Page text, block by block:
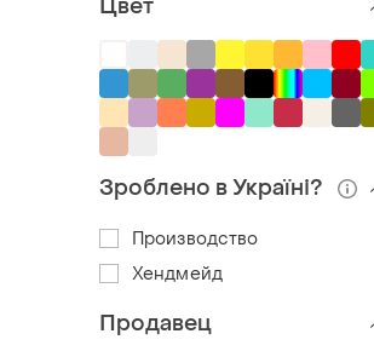
Цвет
Зроблено в Україні?
Производство
Хендмейд
Продавец